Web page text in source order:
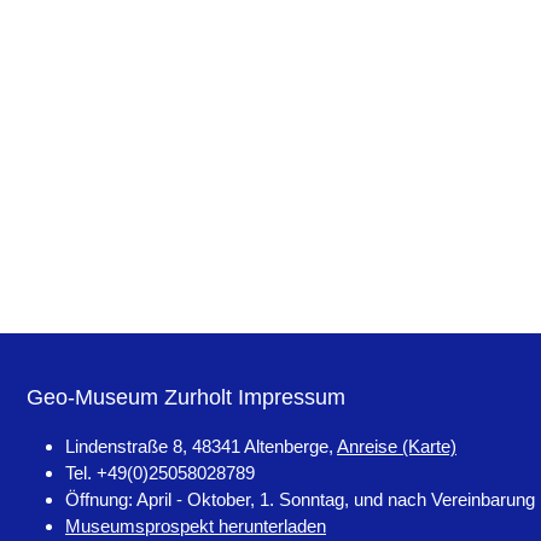
Geo-Museum Zurholt Impressum
Lindenstraße 8, 48341 Altenberge, Anreise (Karte)
Tel. +49(0)25058028789
Öffnung: April - Oktober, 1. Sonntag, und nach Vereinbarung
Museumsprospekt herunterladen